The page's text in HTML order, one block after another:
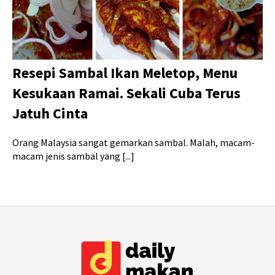
Resepi Sambal Ikan Meletop, Menu
Kesukaan Ramai. Sekali Cuba Terus
Jatuh Cinta
Orang Malaysia sangat gemarkan sambal. Malah, macam-
macam jenis sambal yang [...]